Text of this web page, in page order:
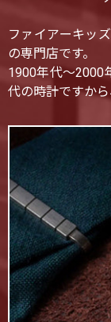
ファイアーキッ
の専門店です。
1900年代〜2000
代の時計ですから